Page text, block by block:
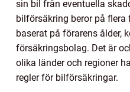
sin bil från eventuella
bilförsäkring beror på
baserat på förarens ålder,
försäkringsbolag. Det är
olika länder och regioner
regler för bilförsäkringar.